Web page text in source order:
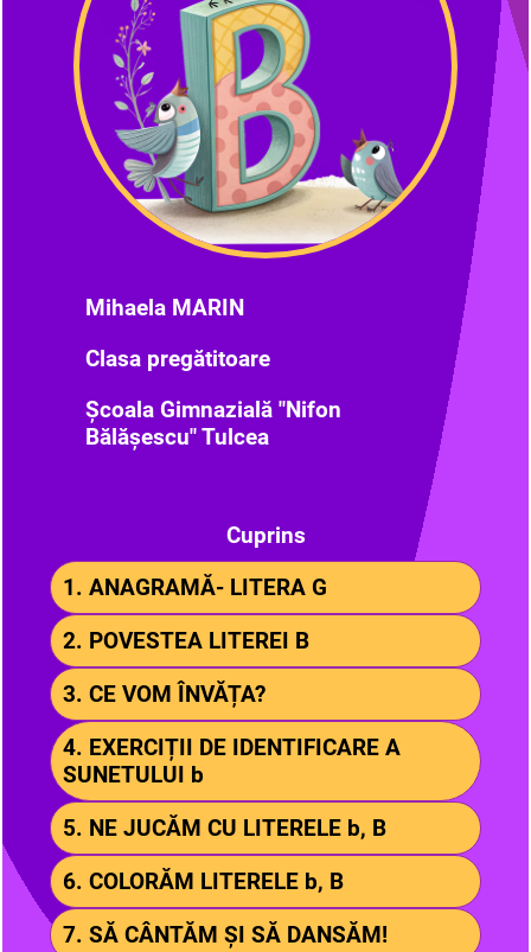
Mihaela MARIN
Clasa pregătitoare
Școala Gimnazială "Nifon
Bălășescu" Tulcea
Cuprins
1. ANAGRAMĂ- LITERA G
2. POVESTEA LITEREI B
3. CE VOM ÎNVĂȚA?
4. EXERCIȚII DE IDENTIFICARE A
SUNETULUI b
5. NE JUCĂM CU LITERELE b, B
6. COLORĂM LITERELE b, B
7. SĂ CÂNTĂM ȘI SĂ DANSĂM!